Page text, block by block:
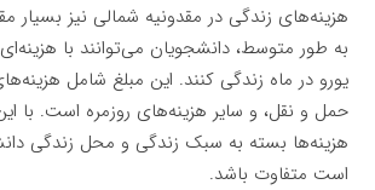
هزینه‌های زندگی در مقدونیه شمالی نیز بسیار
یورو در ماه زندگی کنند. این مبلغ شامل
حمل و نقل، و سایر هزینه‌های روزمره است. با
هزینه‌ها بسته به سبک زندگی و محل زندگی
است متفاوت باشد.